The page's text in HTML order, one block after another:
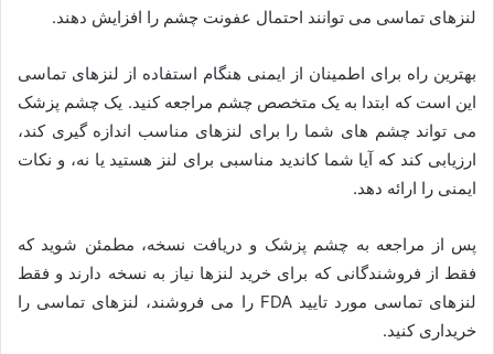
لنزهای تماسی می توانند احتمال عفونت چشم را افزایش دهند.
بهترین راه برای اطمینان از ایمنی هنگام استفاده از لنزهای تماسی
این است که ابتدا به یک متخصص چشم مراجعه کنید. یک چشم پزشک
می تواند چشم های شما را برای لنزهای مناسب اندازه گیری کند،
ارزیابی کند که آیا شما کاندید مناسبی برای لنز هستید یا نه، و نکات
ایمنی را ارائه دهد.
پس از مراجعه به چشم پزشک و دریافت نسخه، مطمئن شوید که
فقط از فروشندگانی که برای خرید لنزها نیاز به نسخه دارند و فقط
لنزهای تماسی مورد تایید FDA را می فروشند، لنزهای تماسی را
خریداری کنید.